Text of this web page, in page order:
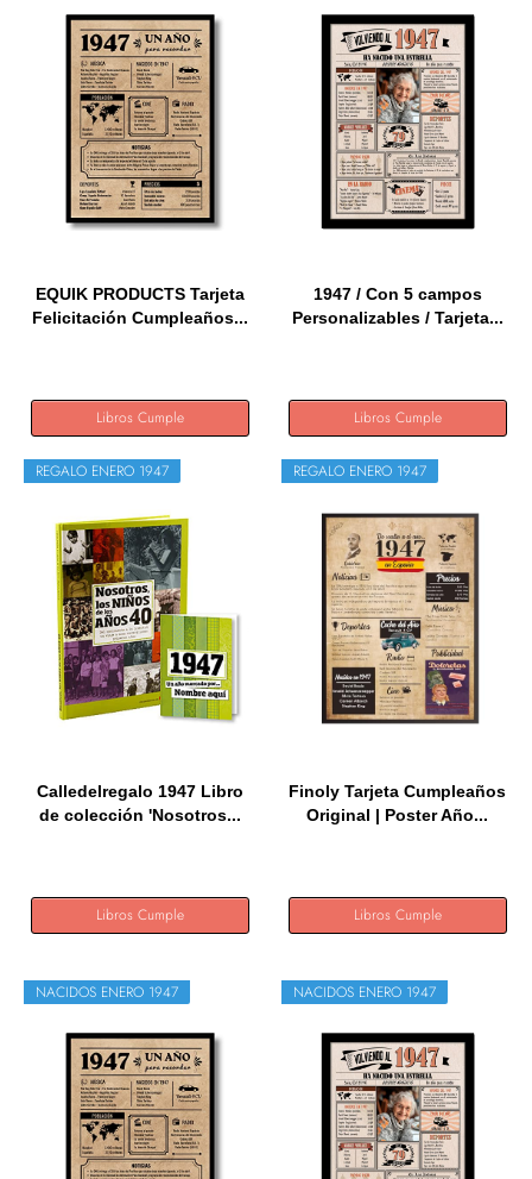
EQUIK PRODUCTS Tarjeta
Felicitación Cumpleaños...
Libros Cumple
1947 / Con 5 campos
Personalizables / Tarjeta...
Libros Cumple
REGALO ENERO 1947
Calledelregalo 1947 Libro
de colección 'Nosotros...
Libros Cumple
REGALO ENERO 1947
Finoly Tarjeta Cumpleaños
Original | Poster Año...
Libros Cumple
NACIDOS ENERO 1947 NACIDOS ENERO 1947